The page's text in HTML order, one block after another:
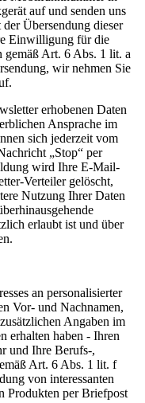
auf und senden uns
Übersendung dieser
Einwilligung für die
gemäß Art. 6 Abs. 1 lit. a
wir nehmen Sie
erhobenen Daten
Ansprache im
sich jederzeit vom
„Stop“ per
wird Ihre E-Mail-
Verteiler gelöscht,
Nutzung Ihrer Daten
erlaubt ist und über
an personalisierter
Vor- und Nachnamen,
Angaben im
erhalten haben - Ihren
und Ihre Berufs-,
Art. 6 Abs. 1 lit. f
von interessanten
Produkten per Briefpost